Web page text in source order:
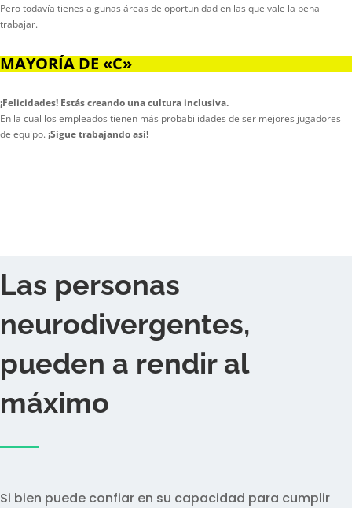
Pero todavía tienes algunas áreas de oportunidad en las que vale la pena
trabajar.
MAYORÍA DE «C»
¡Felicidades! Estás creando una cultura inclusiva.
En la cual los empleados tienen más probabilidades de ser mejores jugadores
de equipo.¡Sigue trabajando así!
Las personas
neurodivergentes,
pueden a rendir al
máximo
Si bien puede confiar en su capacidad para cumplir